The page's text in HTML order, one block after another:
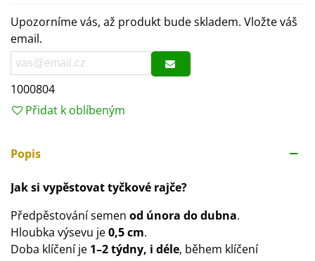
Upozorníme vás, až produkt bude skladem. Vložte váš
email.
1000804
Přidat k oblíbeným
Popis
Jak si vypěstovat tyčkové rajče?
Předpěstování semen od února do dubna.
Hloubka výsevu je0,5 cm.
Doba klíčení je 1–2 týdny, i déle, během klíčení